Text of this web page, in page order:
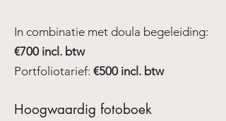
In combinatie met doula begeleiding:
€700 incl. btw
Portfoliotarief: €500 incl. btw
Hoogwaardig fotoboek